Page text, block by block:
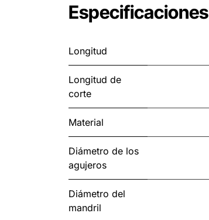
Especificaciones
Longitud
Longitud de
corte
Material
Diámetro de los
agujeros
Diámetro del
mandril